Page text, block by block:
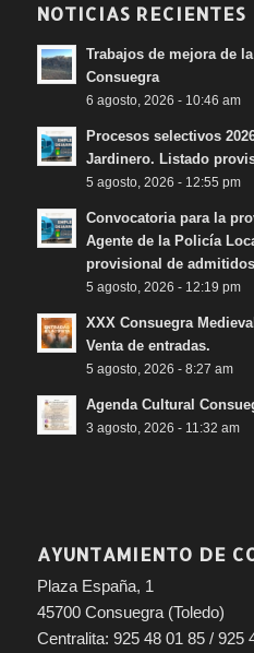
NOTICIAS RECIENTES
Trabajos de mejora de
Consuegra
6 agosto, 2026 - 10:46 am
Procesos selectivos
Jardinero. Listado
5 agosto, 2026 - 12:55 pm
Convocatoria para la
Agente de la Policía
provisional de
5 agosto, 2026 - 12:19 pm
XXX Consuegra
Venta de entradas.
5 agosto, 2026 - 8:27 am
Agenda Cultural
3 agosto, 2026 - 11:32 am
AYUNTAMIENTO DE
Plaza España, 1
45700 Consuegra (Toledo)
Centralita: 925 48 01 85 / 925